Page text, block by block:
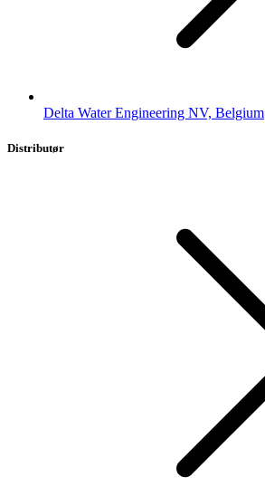
Delta Water Engineering NV, Belgium
Distributør